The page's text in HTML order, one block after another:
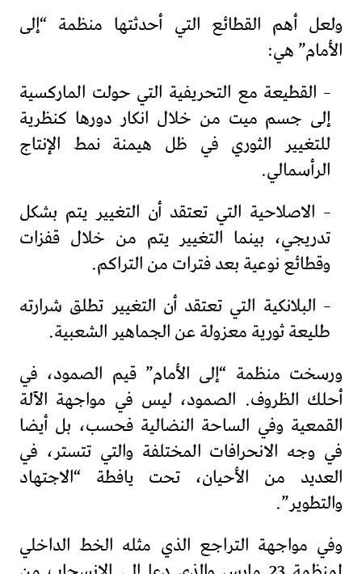
ولعل أهم القطائع التي أحدثتها منظمة “إلى
الأمام” هي:
– القطيعة مع التحريفية التي حولت الماركسية
إلى جسم ميت من خلال انكار دورها كنظرية
للتغيير الثوري في ظل هيمنة نمط الإنتاج
الرأسمالي.
– الاصلاحية التي تعتقد أن التغيير يتم بشكل
تدريجي، بينما التغيير يتم من خلال قفزات
وقطائع نوعية بعد فترات من التراكم.
– البلانكية التي تعتقد أن التغيير تطلق شرارته
طليعة ثورية معزولة عن الجماهير الشعبية.
ورسخت منظمة “إلى الأمام” قيم الصمود، في
أحلك الظروف. الصمود، ليس في مواجهة الآلة
القمعية وفي الساحة النضالية فحسب، بل أيضا
في وجه الانحرافات المختلفة والتي تتستر، في
العديد من الأحيان، تحت يافطة “الاجتهاد
والتطوير”.
وفي مواجهة التراجع الذي مثله الخط الداخلي